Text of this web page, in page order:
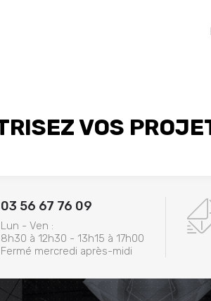
VOS
03 56 67 76 09
Lun - Ven :
8h30 à 12h30 - 13h15 à 17h00
Fermé mercredi après-midi